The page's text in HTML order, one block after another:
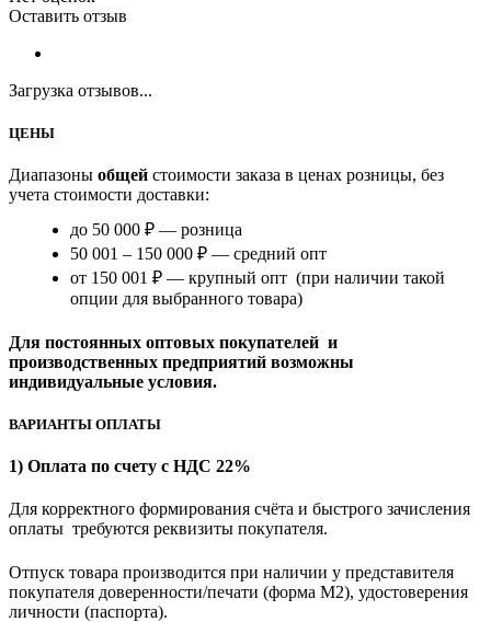
Оставить отзыв
Загрузка отзывов...
ЦЕНЫ
Диапазоны общей стоимости заказа в ценах розницы, без
учета стоимости доставки:
до 50 000 ₽ — розница
50 001 – 150 000 ₽ — средний опт
от 150 001 ₽ — крупный опт (при наличии такой
опции для выбранного товара)
Для постоянных оптовых покупателей и
производственных предприятий возможны
индивидуальные условия.
ВАРИАНТЫ ОПЛАТЫ
1) Оплата по счету с НДС 22%
Для корректного формирования счёта и быстрого зачисления
оплаты требуются реквизиты покупателя.
Отпуск товара производится при наличии у представителя
покупателя доверенности/печати (форма M2), удостоверения
личности (паспорта).